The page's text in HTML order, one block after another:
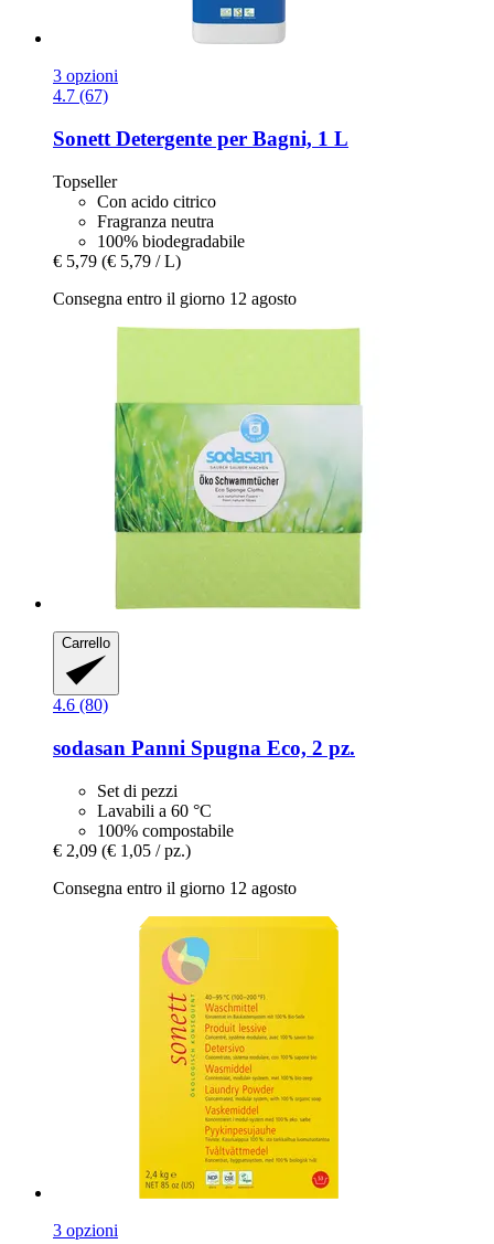
3 opzioni
4.7 (67)
Sonett Detergente per Bagni, 1 L
Topseller
Con acido citrico
Fragranza neutra
100% biodegradabile
€ 5,79 (€ 5,79 / L)
Consegna entro il giorno 12 agosto
Carrello
4.6 (80)
sodasan Panni Spugna Eco, 2 pz.
Set di pezzi
Lavabili a 60 °C
100% compostabile
€ 2,09 (€ 1,05 / pz.)
Consegna entro il giorno 12 agosto
3 opzioni